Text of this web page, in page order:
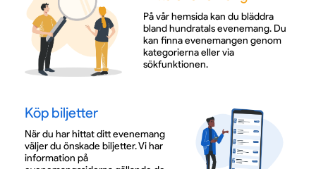
På vår hemsida kan du bläddra
bland hundratals evenemang. Du
kan finna evenemangen genom
kategorierna eller via
sökfunktionen.
Köp biljetter
När du har hittat ditt evenemang
väljer du önskade biljetter. Vi har
information på